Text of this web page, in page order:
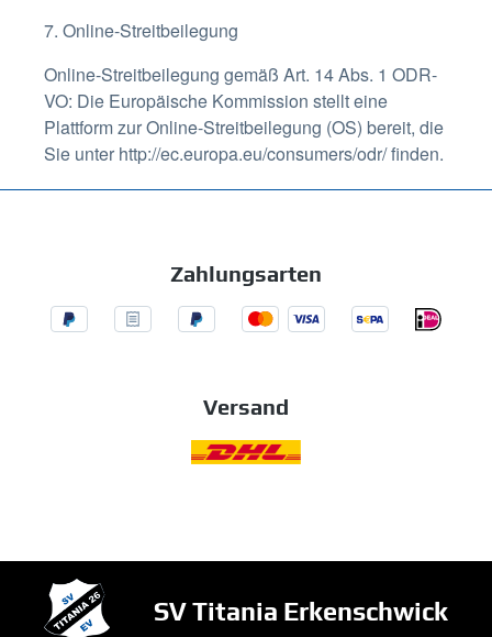
7. Online-Streitbeilegung
Online-Streitbeilegung gemäß Art. 14 Abs. 1 ODR-
VO: Die Europäische Kommission stellt eine
Plattform zur Online-Streitbeilegung (OS) bereit, die
Sie unter http://ec.europa.eu/consumers/odr/ finden.
Zahlungsarten
Versand
SV Titania Erkenschwick